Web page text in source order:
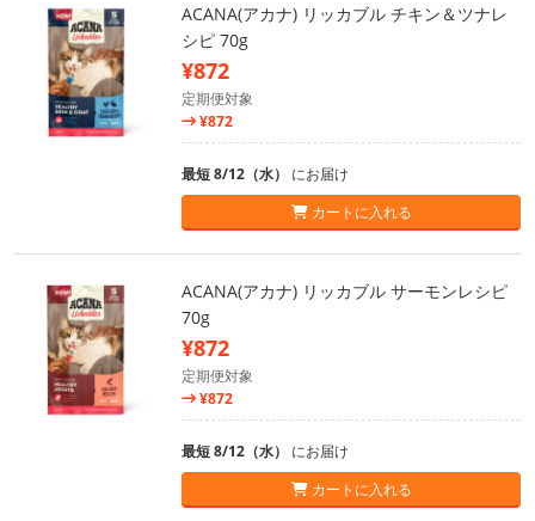
ACANA(アカナ) リッカブル チキン＆ツナレ
シピ 70g
¥872
定期便対象
¥872
最短 8/12（水） にお届け
カートに入れる
ACANA(アカナ) リッカブル サーモンレシピ
70g
¥872
定期便対象
¥872
最短 8/12（水） にお届け
カートに入れる